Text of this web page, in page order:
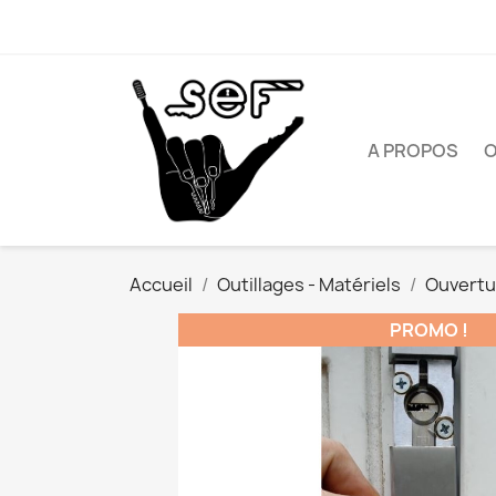
A PROPOS
Accueil Outillages - Matériels
PROMO !